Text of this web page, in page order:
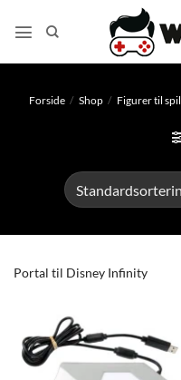
Forside / Shop / Figurer til spil
Portal til Disney Infinity